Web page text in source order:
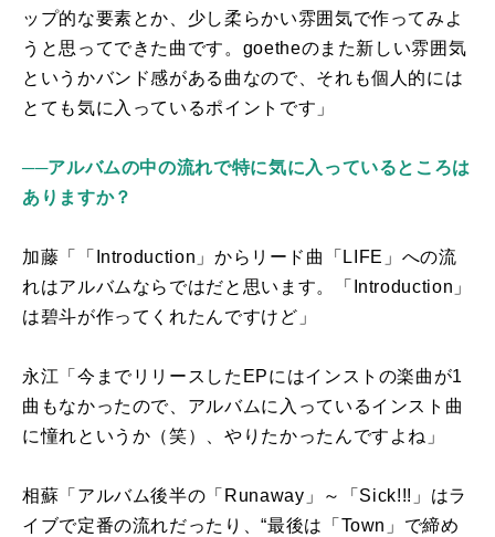
ップ的な要素とか、少し柔らかい雰囲気で作ってみよ
うと思ってできた曲です。goetheのまた新しい雰囲気
というかバンド感がある曲なので、それも個人的には
とても気に入っているポイントです」
──アルバムの中の流れで特に気に入っているところは
ありますか？
加藤「「 Introduction 」からリード曲「 LIFE 」への流
れはアルバムならではだと思います。「
Introduction 」
は碧斗が作ってくれたんですけど」
永江「今までリリースした EPにはインストの楽曲が1
曲もなかったので、アルバムに入っているインスト曲
に憧れというか（笑）、やりたかったんですよね」
相蘇「アルバム後半の「 Runaway 」～「 Sick!!! 」はラ
イブで定番の流れだったり、“最後は「 Town 」で締め